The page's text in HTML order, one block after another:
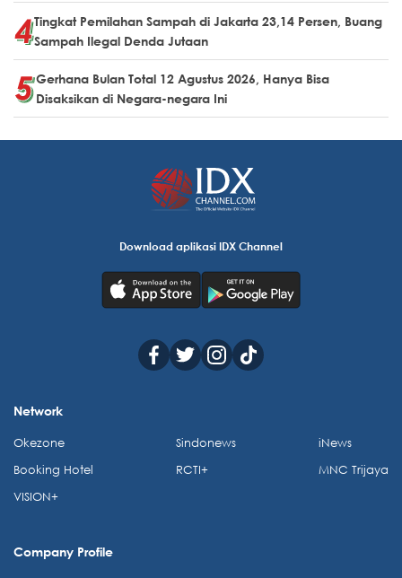
Tingkat Pemilahan Sampah di Jakarta 23,14 Persen, Buang
Sampah Ilegal Denda Jutaan
Gerhana Bulan Total 12 Agustus 2026, Hanya Bisa
Disaksikan di Negara-negara Ini
Download aplikasi IDX Channel
Network
Okezone
Booking Hotel
VISION+
Sindonews
RCTI+
iNews
MNC Trijaya
Company Profile